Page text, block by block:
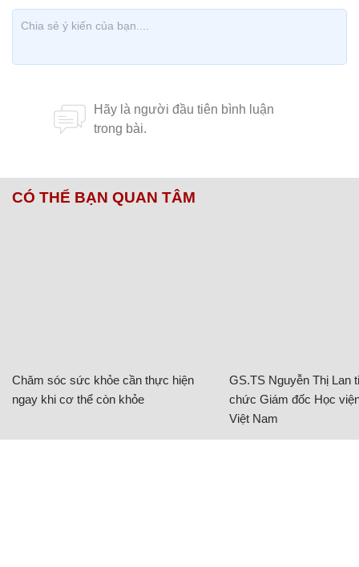
CÓ THỂ BẠN QUAN TÂM
Chăm sóc sức khỏe cần thực hiện
ngay khi cơ thể còn khỏe
GS.TS Nguyễn Thị Lan
chức Giám đốc Học
Việt Nam